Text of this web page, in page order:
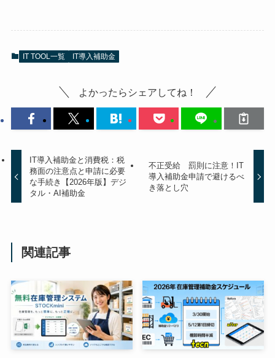
IT TOOL一覧 IT導入補助金
よかったらシェアしてね！
IT導入補助金と消費税：税
務面の注意点と申請に必要
な手続き【2026年版】デジ
タル・AI補助金
不正受給 罰則に注意！IT
導入補助金申請で避けるべ
き落とし穴
関連記事